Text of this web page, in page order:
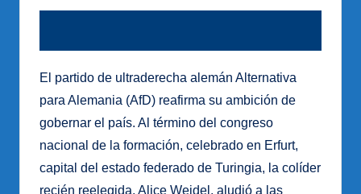
El partido de ultraderecha alemán Alternativa
para Alemania (AfD) reafirma su ambición de
gobernar el país. Al término del congreso
nacional de la formación, celebrado en Erfurt,
capital del estado federado de Turingia, la colíder
recién reelegida, Alice Weidel, aludió a las